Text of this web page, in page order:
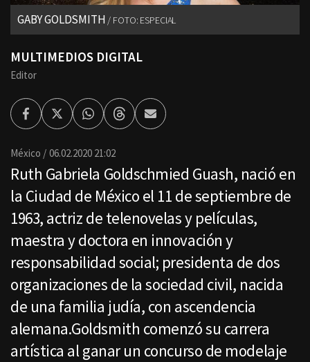
GABY GOLDSMITH FOTO: ESPECIAL
MULTIMEDIOS DIGITAL
Editor
FacebookTwitterWhatsappThreadsEnviar
por
México 06.02.2020 21:02
Ruth Gabriela Goldschmied Guash, nació en
la Ciudad de México el 11 de septiembre de
1963, actriz de telenovelas y películas,
maestra y doctora en innovación y
responsabilidad social; presidenta de dos
organizaciones de la sociedad civil, nacida
de una familia judía, con ascendencia
alemana.Goldsmith comenzó su carrera
artística al ganar un concurso de modelaje